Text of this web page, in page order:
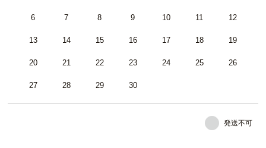
6 7 8 9 10 11 12
13 14 15 16 17 18 19
20 21 22 23 24 25 26
27 28 29 30
発送不可